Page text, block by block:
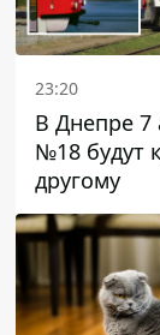
23:20
В Днепре 7
№18 будут
другому